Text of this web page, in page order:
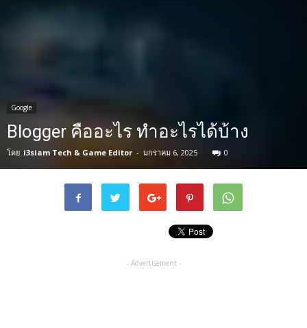
Google
Blogger คืออะไร ทำอะไรได้บ้าง
โดย i3siam Tech & Game Editor - มกราคม 6, 2025 0
- Advertisement -